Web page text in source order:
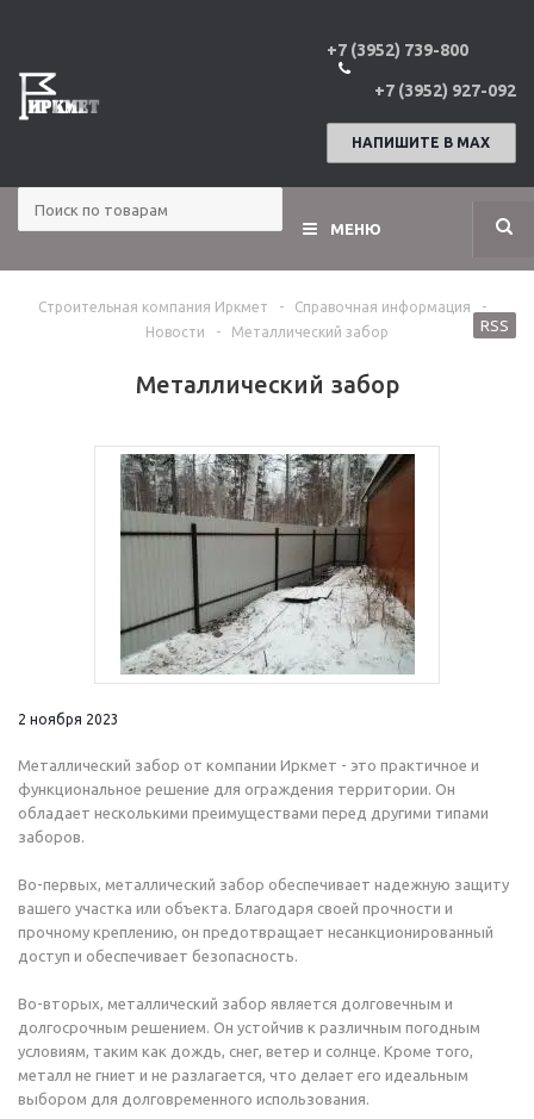
+7 (3952) 739-800
+7 (3952) 927-092
НАПИШИТЕ В МАХ
МЕНЮ
Строительная компания Иркмет - Справочная информация
-
Новости
- Металлический забор
Металлический забор
RSS
2 ноября 2023
Металлический забор от компании Иркмет - это практичное и
функциональное решение для ограждения территории. Он
обладает несколькими преимуществами перед другими типами
заборов.
Во-первых, металлический забор обеспечивает надежную защиту
вашего участка или объекта. Благодаря своей прочности и
прочному креплению, он предотвращает несанкционированный
доступ и обеспечивает безопасность.
Во-вторых, металлический забор является долговечным и
долгосрочным решением. Он устойчив к различным погодным
условиям, таким как дождь, снег, ветер и солнце. Кроме того,
металл не гниет и не разлагается, что делает его идеальным
выбором для долговременного использования.